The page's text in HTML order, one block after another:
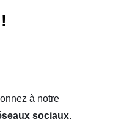
à notre
sociaux.